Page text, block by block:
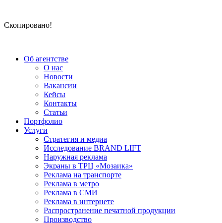
Скопировано!
Об агентстве
О нас
Новости
Вакансии
Кейсы
Контакты
Статьи
Портфолио
Услуги
Стратегия и медиа
Исследование BRAND LIFT
Наружная реклама
Экраны в ТРЦ «Мозаика»
Реклама на транспорте
Реклама в метро
Реклама в СМИ
Реклама в интернете
Распространение печатной продукции
Производство